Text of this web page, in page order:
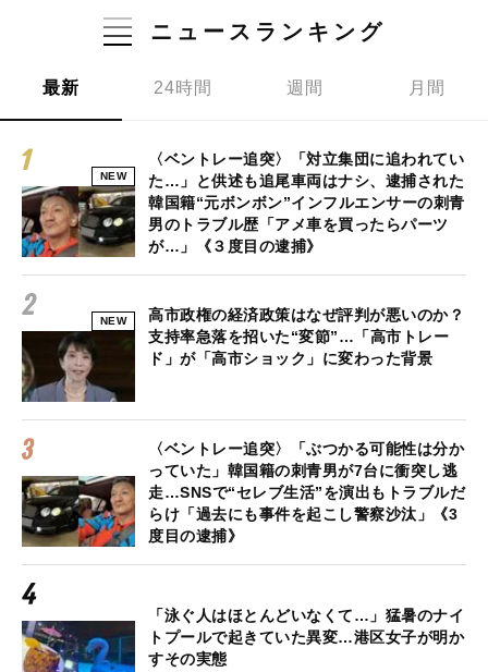
ニュースランキング
最新 24時間 週間 月間
NEW
〈ベントレー追突〉「対立集団に追われてい
た…」と供述も追尾車両はナシ、逮捕された
韓国籍“元ボンボン”インフルエンサーの刺青
男のトラブル歴「アメ車を買ったらパーツ
が…」《３度目の逮捕》
NEW
高市政権の経済政策はなぜ評判が悪いのか？
支持率急落を招いた“変節”…「高市トレー
ド」が「高市ショック」に変わった背景
〈ベントレー追突〉「ぶつかる可能性は分か
っていた」韓国籍の刺青男が7台に衝突し逃
走…SNSで“セレブ生活”を演出もトラブルだ
らけ「過去にも事件を起こし警察沙汰」《3
度目の逮捕》
「泳ぐ人はほとんどいなくて…」猛暑のナイ
トプールで起きていた異変…港区女子が明か
すその実態